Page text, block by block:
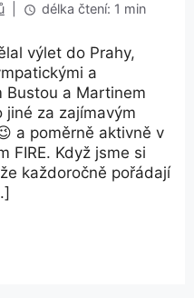
délka čtení: 1 min
výlet do Prahy,
a
Bustou a Martinem
jiné za zajímavým
a poměrně aktivně v
FIRE. Když jsme si
každoročně pořádají